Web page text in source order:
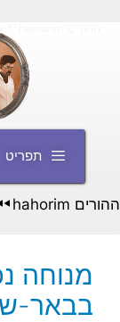
תפריט
ההורים hahorim
מנוחה
בבאר-